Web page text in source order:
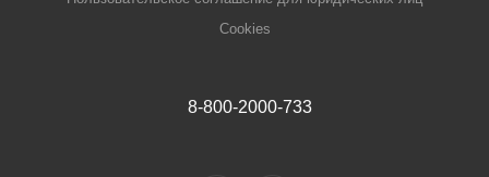
Cookies
8-800-2000-733